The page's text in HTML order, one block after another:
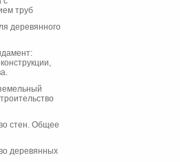
труб
деревянного
стен. Общее
деревянных